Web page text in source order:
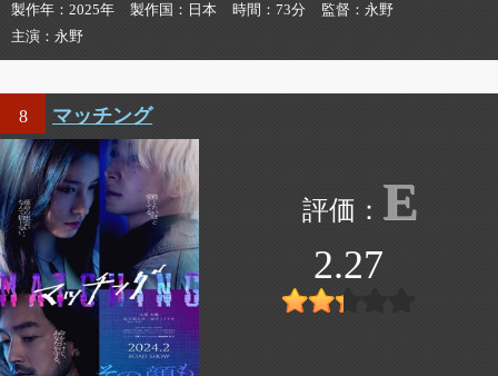
製作年 2025年 製作国 日本 時間 73分 監督
永野
主演
永野
8 マッチング
E
2.27